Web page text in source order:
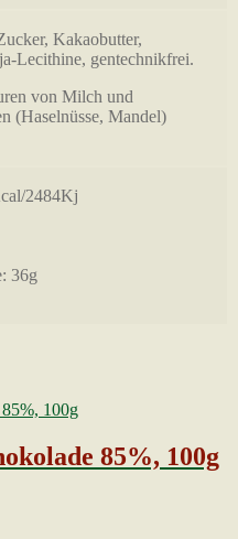
Kakaobutter,
Lecithine, gentechnikfrei.
von Milch und
(Haselnüsse, Mandel)
2484Kj
36g
85%, 100g